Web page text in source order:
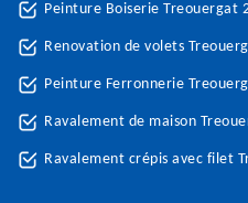
Peinture Boiserie Treouergat
Renovation de volets
Peinture Ferronnerie
Ravalement de maison
Ravalement crépis avec filet